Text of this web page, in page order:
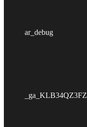
ar_debug
_ga_KLB34QZ3FZ